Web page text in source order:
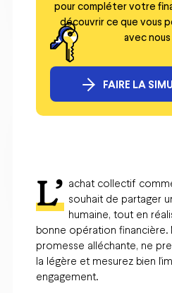
pour compléter votre
découvrir ce que vous
avec nous
FAIRE LA
L’ achat collectif
souhait de partager
humaine, tout en
bonne opération financière.
promesse alléchante, ne
la légère et mesurez bien
engagement.